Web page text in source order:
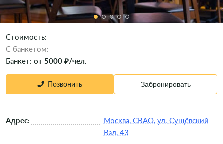
Стоимость:
C банкетом:
Банкет: от 5000 ₽/чел.
Позвонить Забронировать
Адрес:
Москва, СВАО, ул. Сущёвский
Вал, 43